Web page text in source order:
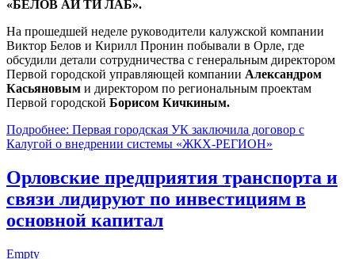
«БЕЛОВ АЙ ТИ ЛАБ».
На прошедшей неделе руководители калужской компании
Виктор Белов и Кирилл Пронин побывали в Орле, где
обсудили детали сотрудничества с генеральным директором
Первой городской управляющей компании Александром
Касьяновым и директором по региональным проектам
Первой городской Борисом Кичкиным.
Подробнее: Первая городская УК заключила договор с
Калугой о внедрении системы «ЖКХ-РЕГИОН»
Орловские предприятия транспорта и
связи лидируют по инвестициям в
основной капитал
Empty